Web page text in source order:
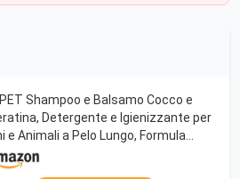
Shampoo e Balsamo Cocco e
Detergente e Igienizzante per
e Animali a Pelo Lungo, Formula
Senza Allergeni e pH Bilanciato,
al Cocco, 370ml